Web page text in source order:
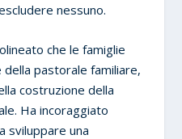
nessuno.
che le famiglie
pastorale familiare,
costruzione della
Ha incoraggiato
sviluppare una